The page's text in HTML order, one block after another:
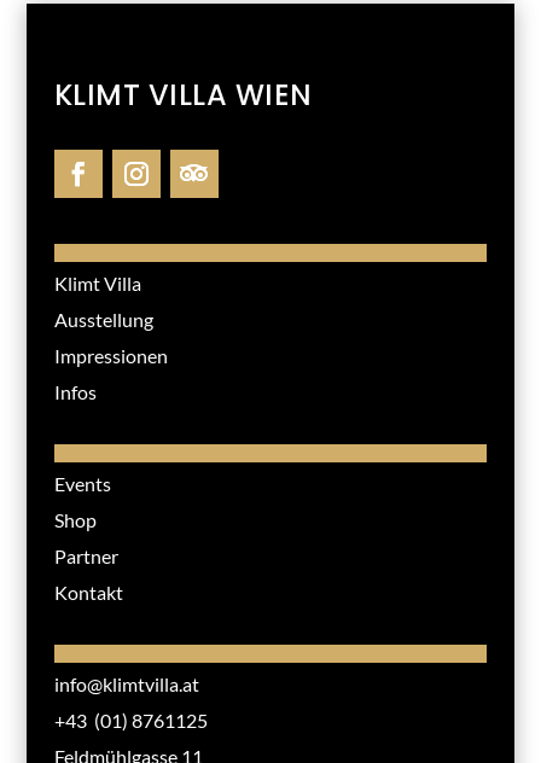
KLIMT VILLA WIEN
Klimt Villa
Ausstellung
Impressionen
Infos
Events
Shop
Partner
Kontakt
info@klimtvilla.at
+43 (01) 8761125
Feldmühlgasse 11